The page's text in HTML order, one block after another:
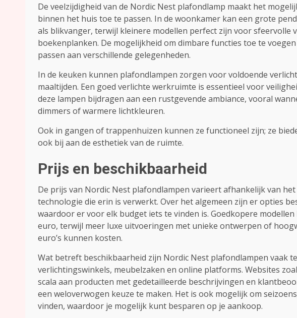
De veelzijdigheid van de Nordic Nest plafondlamp maakt het
binnen het huis toe te passen. In de woonkamer kan een grote
als blikvanger, terwijl kleinere modellen perfect zijn voor sfeervolle
boekenplanken. De mogelijkheid om dimbare functies toe te
passen aan verschillende gelegenheden.
In de keuken kunnen plafondlampen zorgen voor voldoende
maaltijden. Een goed verlichte werkruimte is essentieel voor
deze lampen bijdragen aan een rustgevende ambiance, vooral
dimmers of warmere lichtkleuren.
Ook in gangen of trappenhuizen kunnen ze functioneel zijn; ze
ook bij aan de esthetiek van de ruimte.
Prijs en beschikbaarheid
De prijs van Nordic Nest plafondlampen varieert afhankelijk van
technologie die erin is verwerkt. Over het algemeen zijn er opties
waardoor er voor elk budget iets te vinden is. Goedkopere
euro, terwijl meer luxe uitvoeringen met unieke ontwerpen of
euro’s kunnen kosten.
Wat betreft beschikbaarheid zijn Nordic Nest plafondlampen vaak
verlichtingswinkels, meubelzaken en online platforms. Websites
scala aan producten met gedetailleerde beschrijvingen en
een weloverwogen keuze te maken. Het is ook mogelijk om
vinden, waardoor je mogelijk kunt besparen op je aankoop.